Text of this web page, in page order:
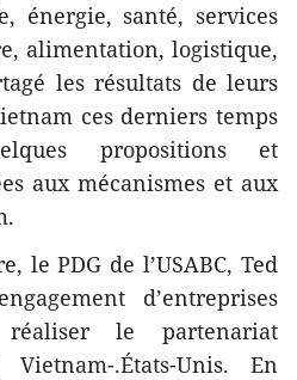
énergie, santé, services
alimentation, logistique,
les résultats de leurs
ces derniers temps
propositions et
aux mécanismes et aux
le PDG de l’USABC, Ted
d’entreprises
le partenariat
.États-Unis. En